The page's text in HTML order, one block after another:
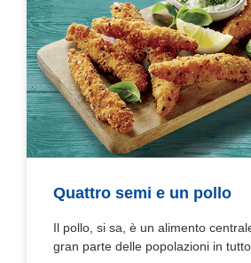
Quattro semi e un pollo
Il pollo, si sa, è un alimento
gran parte delle popolazioni in tutto